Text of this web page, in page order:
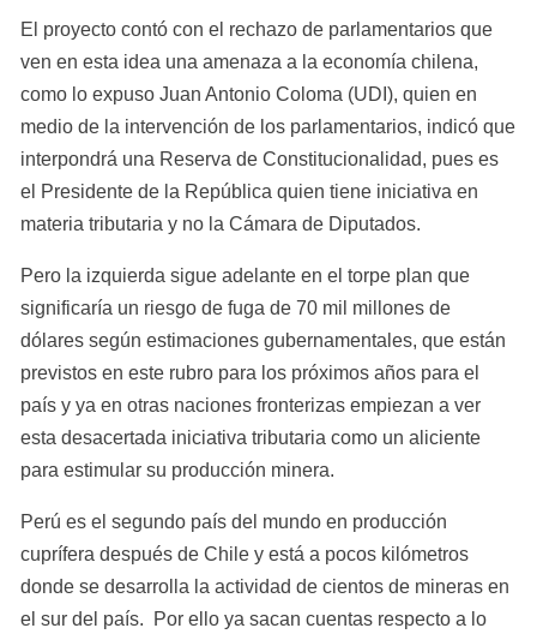
El proyecto contó con el rechazo de parlamentarios que
ven en esta idea una amenaza a la economía chilena,
como lo expuso Juan Antonio Coloma (UDI), quien en
medio de la intervención de los parlamentarios, indicó que
interpondrá una Reserva de Constitucionalidad, pues es
el Presidente de la República quien tiene iniciativa en
materia tributaria y no la Cámara de Diputados.
Pero la izquierda sigue adelante en el torpe plan que
significaría un riesgo de fuga de 70 mil millones de
dólares según estimaciones gubernamentales, que están
previstos en este rubro para los próximos años para el
país y ya en otras naciones fronterizas empiezan a ver
esta desacertada iniciativa tributaria como un aliciente
para estimular su producción minera.
Perú es el segundo país del mundo en producción
cuprífera después de Chile y está a pocos kilómetros
donde se desarrolla la actividad de cientos de mineras en
el sur del país.  Por ello ya sacan cuentas respecto a lo